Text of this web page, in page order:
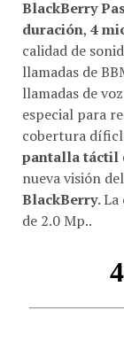
BlackBerry
duración, 4
calidad de
llamadas de
llamadas de
especial para
cobertura
pantalla táctil
nueva visión
BlackBerry.
de 2.0 Mp..